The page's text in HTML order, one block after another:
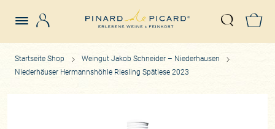
Suche
Startseite Shop
Weingut Jakob Schneider – Niederhausen
Niederhäuser Hermannshöhle Riesling Spätlese 2023